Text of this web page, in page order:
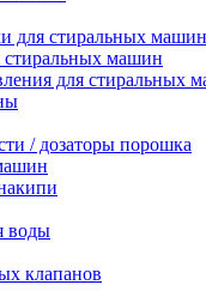
для стиральных машин
стиральных машин
для стиральных
/ дозаторы порошка
воды
клапанов